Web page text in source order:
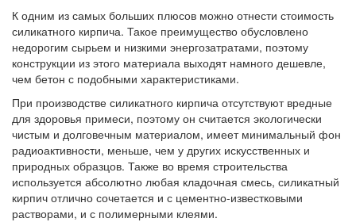
К одним из самых больших плюсов можно отнести стоимость
силикатного кирпича. Такое преимущество обусловлено
недорогим сырьем и низкими энергозатратами, поэтому
конструкции из этого материала выходят намного дешевле,
чем бетон с подобными характеристиками.
При производстве силикатного кирпича отсутствуют вредные
для здоровья примеси, поэтому он считается экологически
чистым и долговечным материалом, имеет минимальный фон
радиоактивности, меньше, чем у других искусственных и
природных образцов. Также во время строительства
используется абсолютно любая кладочная смесь, силикатный
кирпич отлично сочетается и с цементно-известковыми
растворами, и с полимерными клеями.